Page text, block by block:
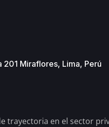
201 Miraflores, Lima, Perú
trayectoria en el sector